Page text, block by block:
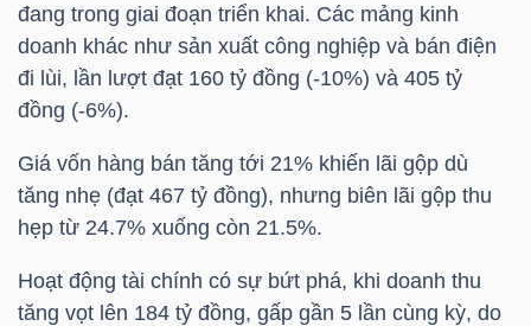
đang trong giai đoạn triển khai. Các mảng kinh
doanh khác như sản xuất công nghiệp và bán điện
đi lùi, lần lượt đạt 160 tỷ đồng (-10%) và 405 tỷ
đồng (-6%).
Giá vốn hàng bán tăng tới 21% khiến lãi gộp dù
tăng nhẹ (đạt 467 tỷ đồng), nhưng biên lãi gộp thu
hẹp từ 24.7% xuống còn 21.5%.
Hoạt động tài chính có sự bứt phá, khi doanh thu
tăng vọt lên 184 tỷ đồng, gấp gần 5 lần cùng kỳ, do
PHÂN
TÍCH
VIETSTOCKFINANCE
MÔ